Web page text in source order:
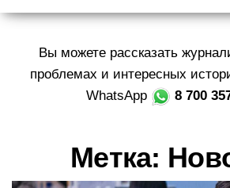
Вы можете рассказать
проблемах и интересных
WhatsApp
8 700
Метка: